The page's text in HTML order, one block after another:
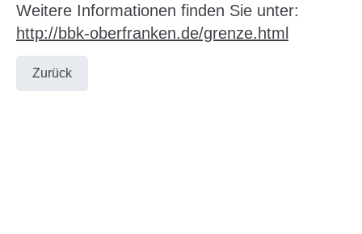
Weitere Informationen finden Sie unter:
http://bbk-oberfranken.de/grenze.html
Zurück